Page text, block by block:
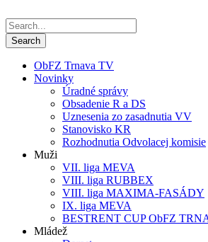
ObFZ Trnava TV
Novinky
Úradné správy
Obsadenie R a DS
Uznesenia zo zasadnutia VV
Stanovisko KR
Rozhodnutia Odvolacej komisie
Muži
VII. liga MEVA
VIII. liga RUBBEX
VIII. liga MAXIMA-FASÁDY
IX. liga MEVA
BESTRENT CUP ObFZ
Mládež